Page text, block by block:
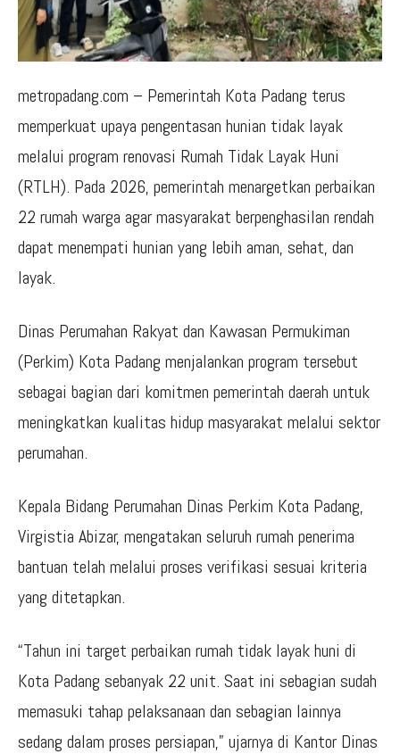
metropadang.com – Pemerintah Kota Padang terus
memperkuat upaya pengentasan hunian tidak layak
melalui program renovasi Rumah Tidak Layak Huni
(RTLH). Pada 2026, pemerintah menargetkan perbaikan
22 rumah warga agar masyarakat berpenghasilan rendah
dapat menempati hunian yang lebih aman, sehat, dan
layak.
Dinas Perumahan Rakyat dan Kawasan Permukiman
(Perkim) Kota Padang menjalankan program tersebut
sebagai bagian dari komitmen pemerintah daerah untuk
meningkatkan kualitas hidup masyarakat melalui sektor
perumahan.
Kepala Bidang Perumahan Dinas Perkim Kota Padang,
Virgistia Abizar, mengatakan seluruh rumah penerima
bantuan telah melalui proses verifikasi sesuai kriteria
yang ditetapkan.
“Tahun ini target perbaikan rumah tidak layak huni di
Kota Padang sebanyak 22 unit. Saat ini sebagian sudah
memasuki tahap pelaksanaan dan sebagian lainnya
sedang dalam proses persiapan,” ujarnya di Kantor Dinas